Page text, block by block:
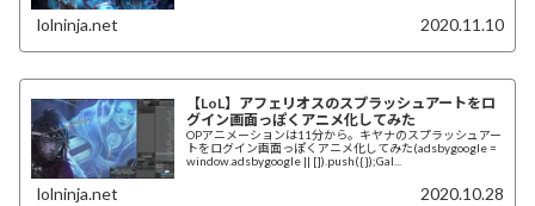
lolninja.net 2020.11.10
【LoL】アフェリオスのスプラッシュアートをロ
グイン画面っぽくアニメ化してみた
OPアニメーションは11分から。キヤナのスプラッシュアー
トをログイン画面っぽくアニメ化してみた(adsbygoogle =
window.adsbygoogle || []).push({});Gal...
lolninja.net 2020.10.28